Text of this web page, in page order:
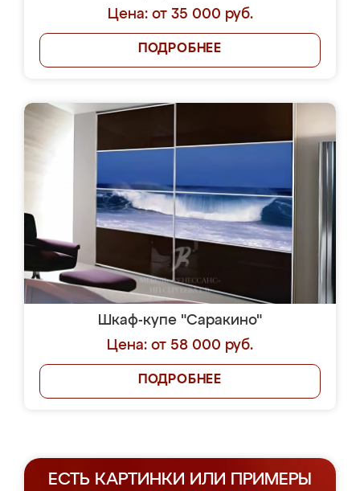
Цена: от 35 000 руб.
ПОДРОБНЕЕ
Шкаф-купе "Саракино"
Цена: от 58 000 руб.
ПОДРОБНЕЕ
ЕСТЬ КАРТИНКИ ИЛИ ПРИМЕРЫ